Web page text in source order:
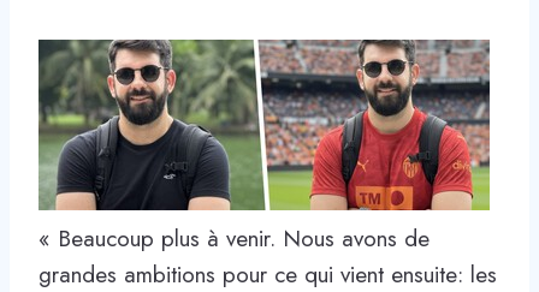
« Beaucoup plus à venir. Nous avons de
grandes ambitions pour ce qui vient ensuite: les